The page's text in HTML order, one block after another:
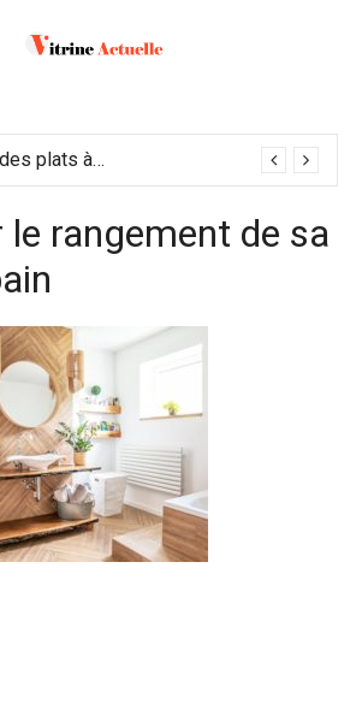
Bien choisir des plats à emporter : astuces et idées pour varier les plaisirs
rangement de sa